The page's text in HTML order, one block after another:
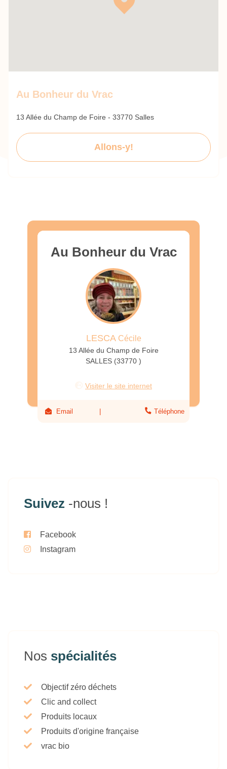
Au Bonheur du Vrac
13 Allée du Champ de Foire - 33770 Salles
Allons-y!
Au Bonheur du Vrac
LESCACécile
13 Allée du Champ de Foire
SALLES (33770 )
Visiter le site internet
Email Téléphone
Suivez -nous !
Facebook
Instagram
Nos spécialités
Objectif zéro déchets
Clic and collect
Produits locaux
Produits d'origine française
vrac bio